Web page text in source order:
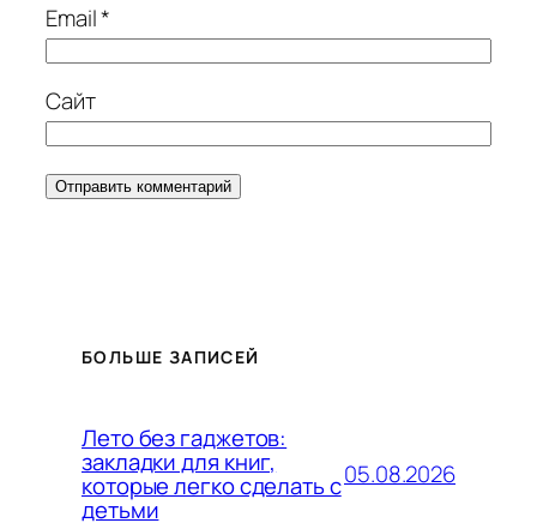
Email*
Сайт
БОЛЬШЕ ЗАПИСЕЙ
Лето без гаджетов:
закладки для книг,
которые легко сделать с
детьми
05.08.2026